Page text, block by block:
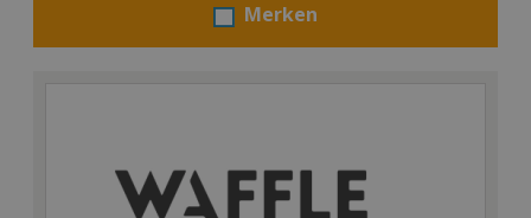
Merken